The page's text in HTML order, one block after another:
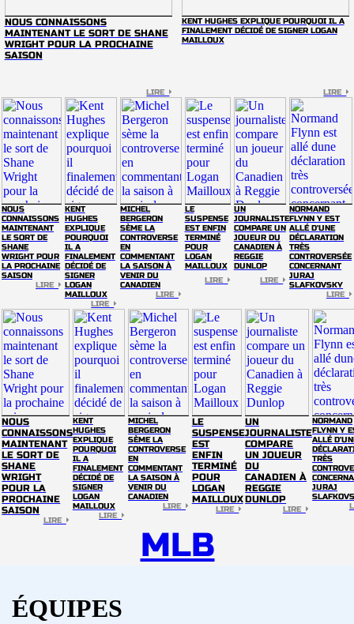
NOUS CONNAISSONS
MAINTENANT LE SORT DE SHANE
WRIGHT POUR LA PROCHAINE
SAISON
LIRE
KENT HUGHES EXPLIQUE POURQUOI IL A
FINALEMENT DÉCIDÉ DE SIGNER LOGAN
MAILLOUX
LIRE
NOUS
CONNAISSONS
MAINTENANT
LE SORT DE
SHANE
WRIGHT POUR
LA PROCHAINE
SAISON
LIRE
KENT
HUGHES
EXPLIQUE
POURQUOI
IL A
FINALEMENT
DÉCIDÉ DE
SIGNER
LOGAN
MAILLOUX
LIRE
MICHEL
BERGERON
SÈME LA
CONTROVERSE
EN
COMMENTANT
LA SAISON À
VENIR DU
CANADIEN
LIRE
LE
SUSPENSE
EST ENFIN
TERMINÉ
POUR
LOGAN
MAILLOUX
LIRE
UN
JOURNALISTE
COMPARE UN
JOUEUR DU
CANADIEN À
REGGIE
DUNLOP
LIRE
NORMAND
FLYNN Y EST
ALLÉ D'UNE
DÉCLARATION
TRÈS
CONTROVERSÉE
CONCERNANT
JURAJ
SLAFKOVSKY
LIRE
NOUS
CONNAISSONS
MAINTENANT
LE SORT DE
SHANE
WRIGHT
POUR LA
PROCHAINE
SAISON
LIRE
KENT
HUGHES
EXPLIQUE
POURQUOI
IL A
FINALEMENT
DÉCIDÉ DE
SIGNER
LOGAN
MAILLOUX
LIRE
MICHEL
BERGERON
SÈME LA
CONTROVERSE
EN
COMMENTANT
LA SAISON À
VENIR DU
CANADIEN
LIRE
LE
SUSPENSE
EST
ENFIN
TERMINÉ
POUR
LOGAN
MAILLOUX
LIRE
UN
JOURNALISTE
COMPARE
UN JOUEUR
DU
CANADIEN À
REGGIE
DUNLOP
LIRE
NORMAND
FLYNN Y
ALLÉ
TRÈS
JURAJ
MLB
ÉQUIPES